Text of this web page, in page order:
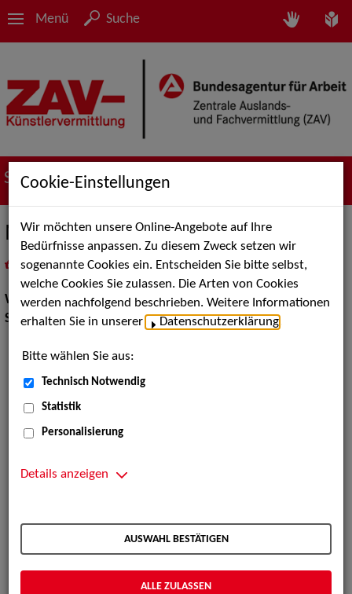
Menü Suche
Suche nach Künstler*innen
Markus Teubert
als PDF speichern
inMeine Merklistelegen
Walk Acts Animation:Tischzauberei
Show Acts: Zauberei
Cookie-Einstellungen
Wir möchten unsere Online-Angebote auf Ihre
Bedürfnisse anpassen. Zu diesem Zweck setzen wir
sogenannte Cookies ein. Entscheiden Sie bitte selbst,
welche Cookies Sie zulassen. Die Arten von Cookies
werden nachfolgend beschrieben. Weitere Informationen
erhalten Sie in unserer
Datenschutzerklärung
Bitte wählen Sie aus:
Technisch Notwendig
Statistik
Personalisierung
Details anzeigen
AUSWAHL BESTÄTIGEN
ALLE ZULASSEN